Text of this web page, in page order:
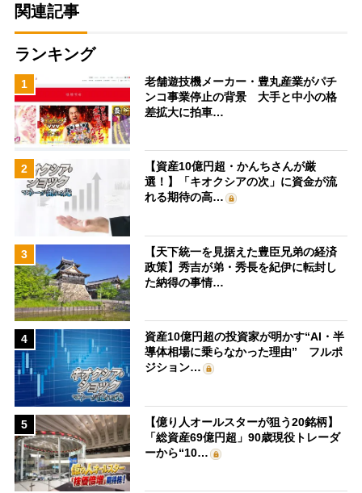
関連記事
ランキング
1
老舗遊技機メーカー・豊丸産業がパチ
ンコ事業停止の背景 大手と中小の格
差拡大に拍車…
2
【資産10億円超・かんちさんが厳
選！】「キオクシアの次」に資金が流
れる期待の高…
3
【天下統一を見据えた豊臣兄弟の経済
政策】秀吉が弟・秀長を紀伊に転封し
た納得の事情…
4
資産10億円超の投資家が明かす“AI・半
導体相場に乗らなかった理由” フルポ
ジション…
5
【億り人オールスターが狙う20銘柄】
「総資産69億円超」90歳現役トレーダ
ーから“10…